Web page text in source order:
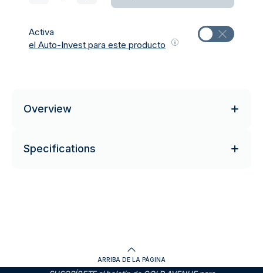
Activa
el Auto-Invest para este producto
Overview
Specifications
ARRIBA DE LA PÁGINA